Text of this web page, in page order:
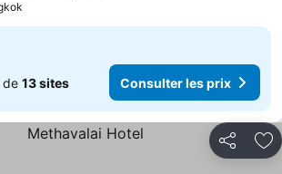
de 13 sites Consulter les prix
Partager